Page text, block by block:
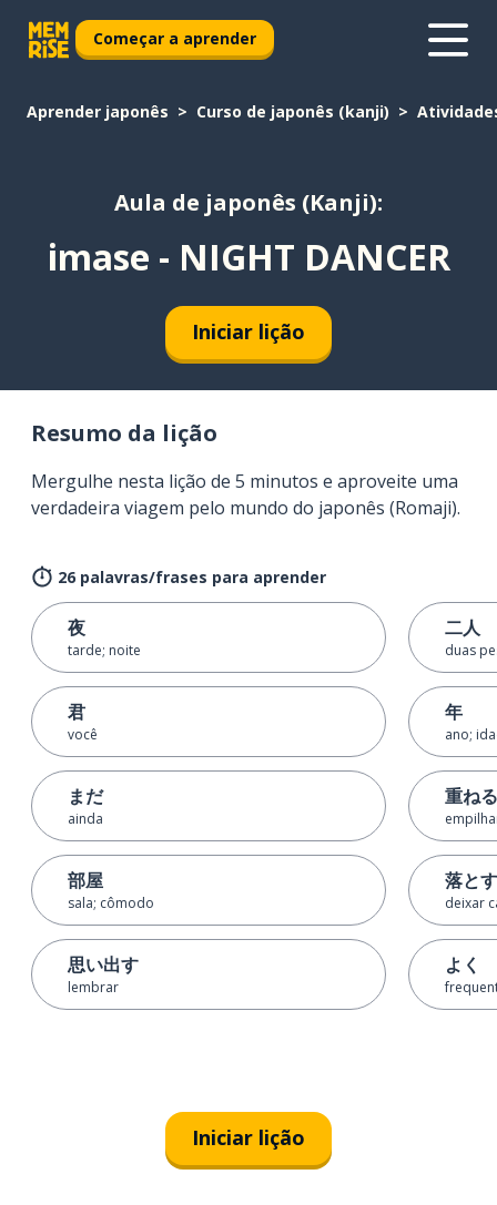
Começar a aprender
Aprender japonês Curso de japonês (kanji)
Aula de japonês (Kanji):
imase - NIGHT DANCER
Iniciar lição
Resumo da lição
Mergulhe nesta lição de 5 minutos e aproveite uma
verdadeira viagem pelo mundo do japonês (Romaji).
26 palavras/frases para aprender
夜
tarde; noite
君
você
まだ
ainda
部屋
sala; cômodo
思い出す
lembrar
二人
duas
年
ano;
重ねる
落とす
deixar
よく
Iniciar lição